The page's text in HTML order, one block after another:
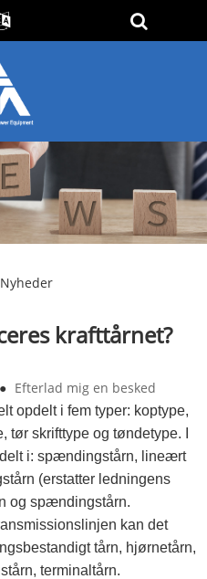
krafttårnet?
● Efterlad mig en besked
opdelt i fem typer: koptype,
tør skrifttype og tøndetype. I
i: spændingstårn, lineært
(erstatter ledningens
og spændingstårn.
kan det
tårn, hjørnetårn,
terminaltårn.